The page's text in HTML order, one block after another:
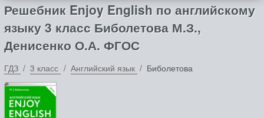
Решебник Enjoy English по английскому
языку 3 класс Биболетова М.З.,
Денисенко О.А. ФГОС
ГДЗ 3 класс Английский язык Биболетова